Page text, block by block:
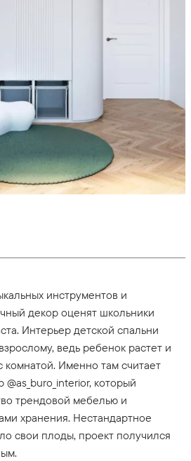
инструментов и
декор оценят школьники
Интерьер детской спальни
ведь ребенок растет и
комнатой. Именно там считает
который
трендовой мебелью и
хранения. Нестандартное
свои плоды, проект получился